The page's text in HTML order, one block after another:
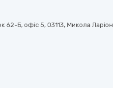
62-Б, офіс 5, 03113, Микола Ларіон